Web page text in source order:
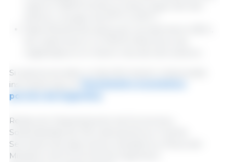
Si quieres acceder a más información relacionada
inscríbete aquí al
porcino de Argentina
Redacción Departamento de Economía y
Sostenibilidad de 333 Latinoamérica | Fuente:
Secretaría de Agricultura, Ganadería y Pesca del
Ministerio de Economía de Argentina |